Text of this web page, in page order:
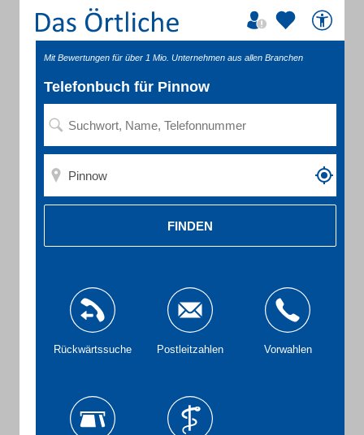
Mit Bewertungen für über 1 Mio. Unternehmen aus allen Branchen
Telefonbuch für Pinnow
FINDEN
Rückwärtssuche Postleitzahlen Vorwahlen